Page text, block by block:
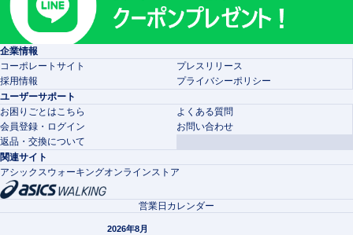
企業情報
コーポレートサイト
プレスリリース
採用情報
プライバシーポリシー
ユーザーサポート
お困りごとはこちら
よくある質問
会員登録・ログイン
お問い合わせ
返品・交換について
関連サイト
アシックスウォーキングオンラインストア
営業日カレンダー
2026年8月